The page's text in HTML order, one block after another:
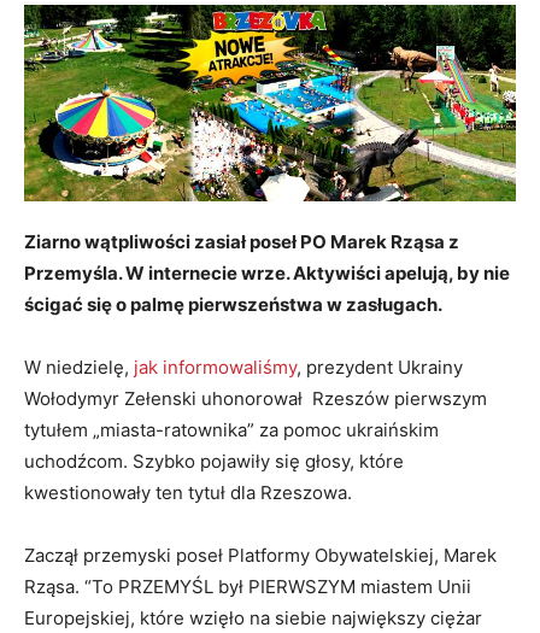
Ziarno wątpliwości zasiał poseł PO Marek Rząsa z
Przemyśla. W internecie wrze. Aktywiści apelują, by nie
ścigać się o palmę pierwszeństwa w zasługach.
W niedzielę, jak informowaliśmy, prezydent Ukrainy
Wołodymyr Zełenski uhonorował Rzeszów pierwszym
tytułem „miasta-ratownika” za pomoc ukraińskim
uchodźcom. Szybko pojawiły się głosy, które
kwestionowały ten tytuł dla Rzeszowa.
Zaczął przemyski poseł Platformy Obywatelskiej, Marek
Rząsa. “To PRZEMYŚL był PIERWSZYM miastem Unii
Europejskiej, które wzięło na siebie największy ciężar